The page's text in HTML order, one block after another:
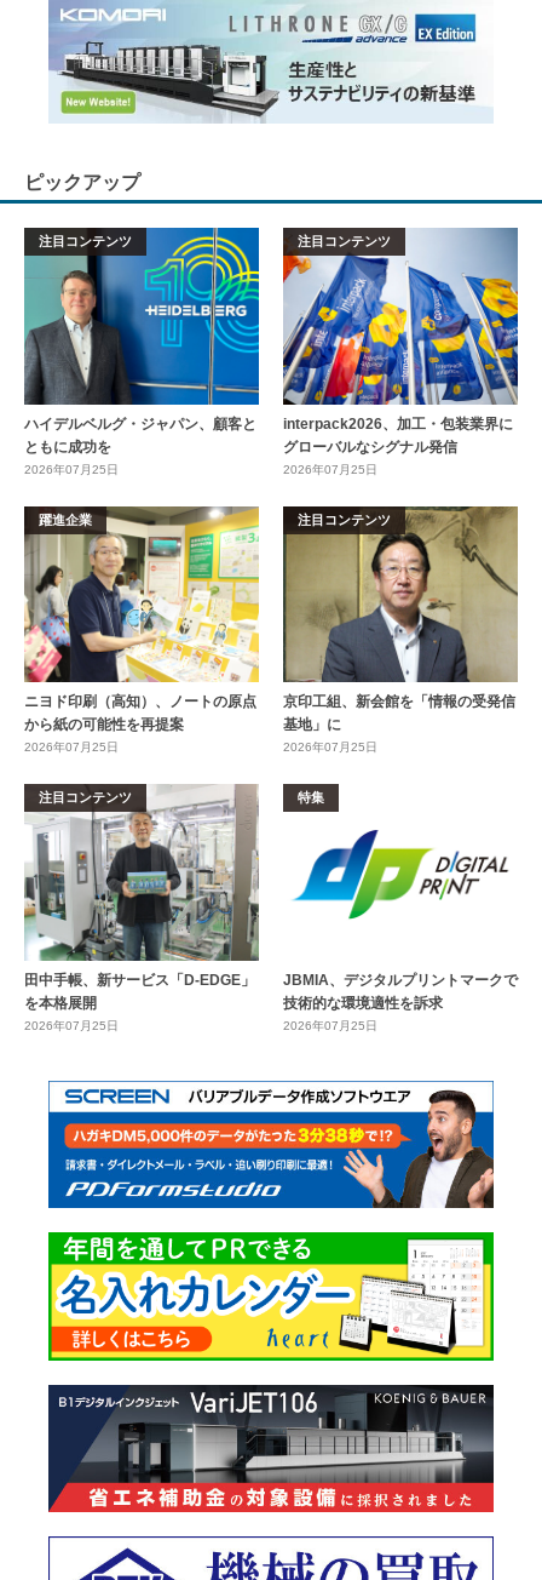
ピックアップ
注目コンテンツ
ハイデルベルグ・ジャパン、顧客と
ともに成功を
2026年07月25日
注目コンテンツ
interpack2026、加工・包装業界に
グローバルなシグナル発信
2026年07月25日
躍進企業
ニヨド印刷（高知）、ノートの原点
から紙の可能性を再提案
2026年07月25日
注目コンテンツ
京印工組、新会館を「情報の受発信
基地」に
2026年07月25日
注目コンテンツ
田中手帳、新サービス「D-EDGE」
を本格展開
2026年07月25日
特集
JBMIA、デジタルプリントマークで
技術的な環境適性を訴求
2026年07月25日